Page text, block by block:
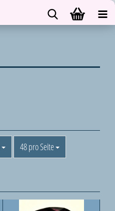
48 pro Seite
pro Seite